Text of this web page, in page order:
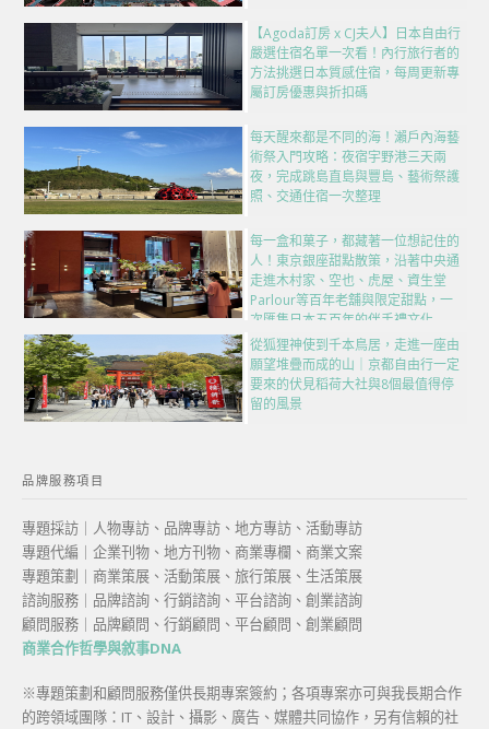
【Agoda訂房 x CJ夫人】日本自由行
嚴選住宿名單一次看！內行旅行者的
方法挑選日本質感住宿，每周更新專
屬訂房優惠與折扣碼
每天醒來都是不同的海！瀨戶內海藝
術祭入門攻略：夜宿宇野港三天兩
夜，完成跳島直島與豐島、藝術祭護
照、交通住宿一次整理
每一盒和菓子，都藏著一位想記住的
人！東京銀座甜點散策，沿著中央通
走進木村家、空也、虎屋、資生堂
Parlour等百年老舖與限定甜點，一
次匯集日本五百年的伴手禮文化
從狐狸神使到千本鳥居，走進一座由
願望堆疊而成的山｜京都自由行一定
要來的伏見稻荷大社與8個最值得停
留的風景
品牌服務項目
專題採訪｜人物專訪、品牌專訪、地方專訪、活動專訪
專題代編｜企業刊物、地方刊物、商業專欄、商業文案
專題策劃｜商業策展、活動策展、旅行策展、生活策展
諮詢服務｜品牌諮詢、行銷諮詢、平台諮詢、創業諮詢
顧問服務｜品牌顧問、行銷顧問、平台顧問、創業顧問
商業合作哲學與敘事DNA
※專題策劃和顧問服務僅供長期專案簽約；各項專案亦可與我長期合作
的跨領域團隊：IT、設計、攝影、廣告、媒體共同協作，另有信賴的社